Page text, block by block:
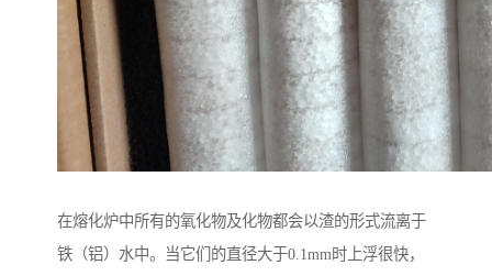
在熔化炉中所有的氧化物及化物都会以渣的形式流离于
铁（铝）水中。当它们的直径大于0.1mm时上浮很快，